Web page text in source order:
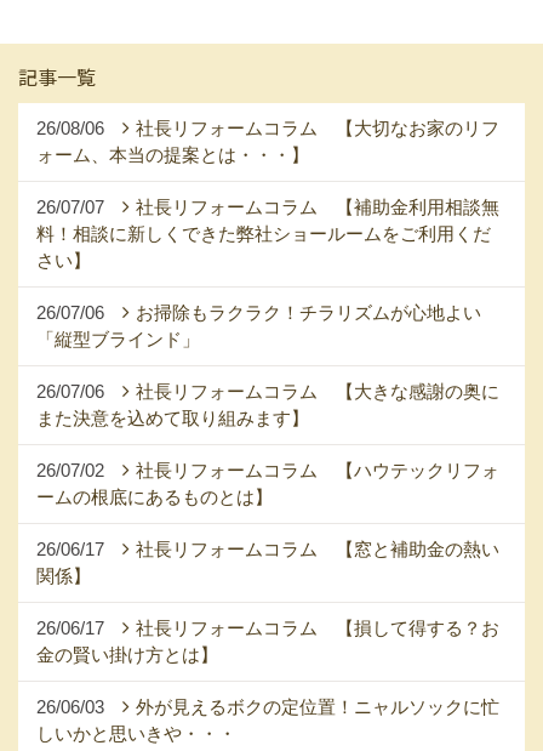
記事一覧
26/08/06
社長リフォームコラム 【大切なお家のリフ
ォーム、本当の提案とは・・・】
26/07/07
社長リフォームコラム 【補助金利用相談無
料！相談に新しくできた弊社ショールームをご利用くだ
さい】
26/07/06
お掃除もラクラク！チラリズムが心地よい
「縦型ブラインド」
26/07/06
社長リフォームコラム 【大きな感謝の奥に
また決意を込めて取り組みます】
26/07/02
社長リフォームコラム 【ハウテックリフォ
ームの根底にあるものとは】
26/06/17
社長リフォームコラム 【窓と補助金の熱い
関係】
26/06/17
社長リフォームコラム 【損して得する？お
金の賢い掛け方とは】
26/06/03
外が見えるボクの定位置！ニャルソックに忙
しいかと思いきや・・・